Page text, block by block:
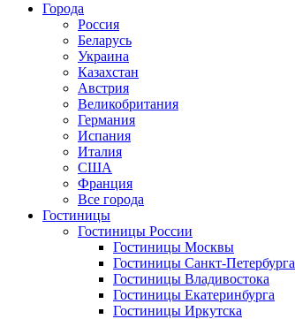
Города
Россия
Беларусь
Украина
Казахстан
Австрия
Великобритания
Германия
Испания
Италия
США
Франция
Все города
Гостиницы
Гостиницы России
Гостиницы Mосквы
Гостиницы Санкт-Петербурга
Гостиницы Владивостока
Гостиницы Екатеринбурга
Гостиницы Иркутска